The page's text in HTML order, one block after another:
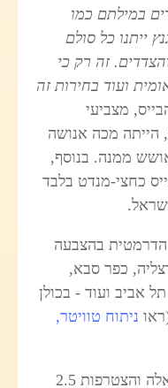
במילתם כמו
ייתנו כל סולם
זה רק כי
ועוד בחירות זה
מצביעי
הייתה מכה אנושה
ממנה. בנוסף,
כחצי-מנדט בלבד
הדרמטית בהצבעה
כפר סבא,
אביב ועוד - בכולן
ניתוח טוויטר,
לכן במאזן עזיבת 3 מנדטים שמאלה והצטרפות 2.5